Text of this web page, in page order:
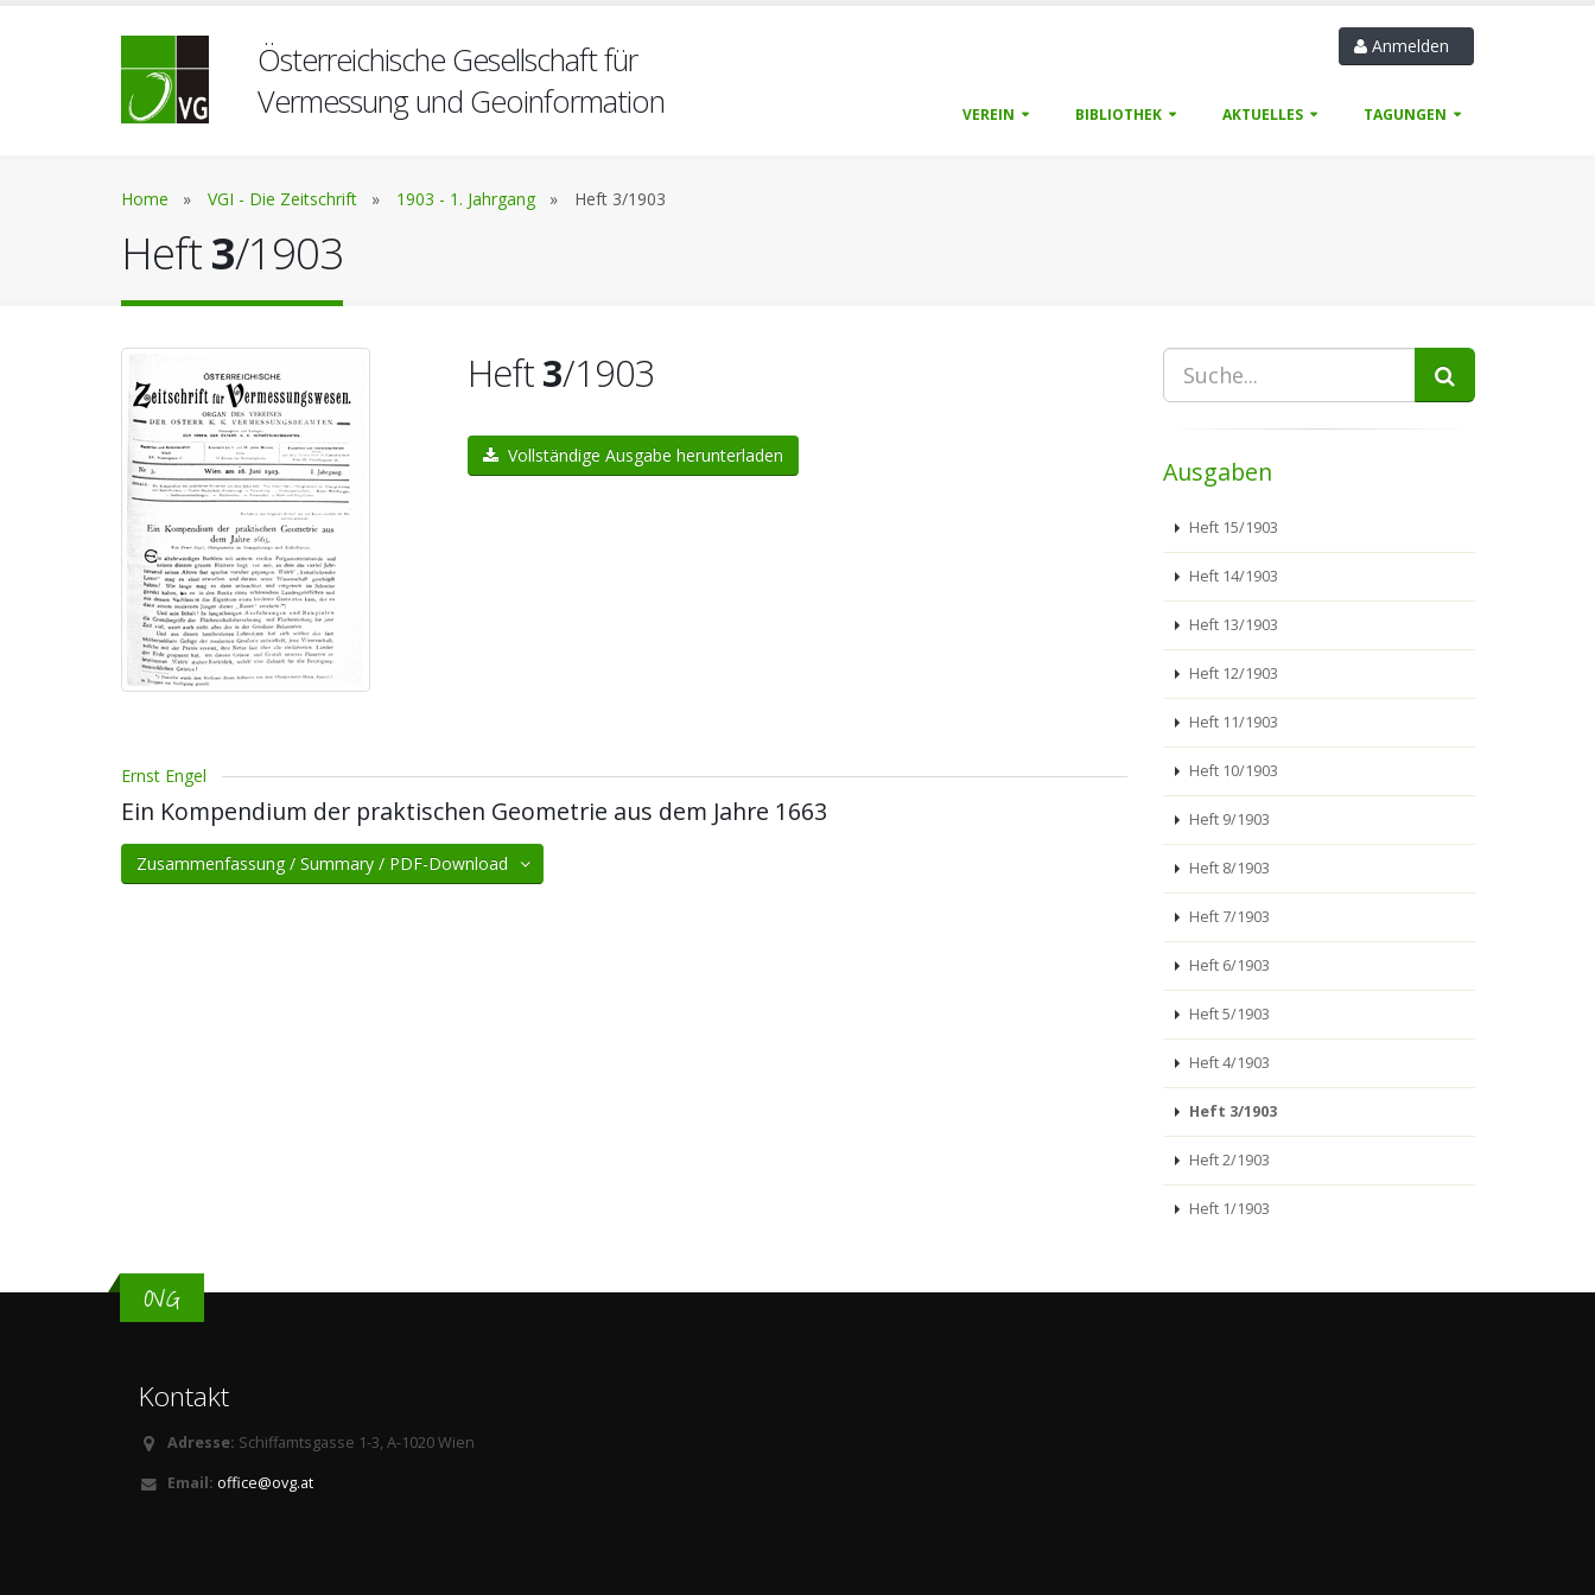
Österreichische Gesellschaft für
Vermessung und Geoinformation
Anmelden
VEREIN BIBLIOTHEK AKTUELLES TAGUNGEN
Home » VGI - Die Zeitschrift » 1903 - 1. Jahrgang » Heft 3/1903
Heft3/1903
Heft3/1903
Vollständige Ausgabe herunterladen
Ernst Engel
Ein Kompendium der praktischen Geometrie aus dem Jahre 1663
Zusammenfassung / Summary / PDF-Download
Ausgaben
Heft 15/1903
Heft 14/1903
Heft 13/1903
Heft 12/1903
Heft 11/1903
Heft 10/1903
Heft 9/1903
Heft 8/1903
Heft 7/1903
Heft 6/1903
Heft 5/1903
Heft 4/1903
Heft 3/1903
Heft 2/1903
Heft 1/1903
OVG
Kontakt
Adresse: Schiffamtsgasse 1-3, A-1020 Wien
Email: office@ovg.at